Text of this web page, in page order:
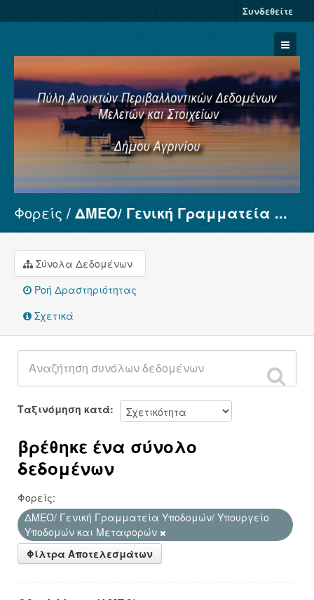
Συνδεθείτε
Σύνολα Δεδομένων
Φορείς
Ομάδες
Σχετικά
Φορείς ΔΜΕΟ/ Γενική Γραμματεία ...
Σύνολα Δεδομένων
Ροή Δραστηριότητας
Σχετικά
Ταξινόμηση κατά
βρέθηκε ένα σύνολο
δεδομένων
Φορείς:
ΔΜΕΟ/ Γενική Γραμματεία Υποδομών/ Υπουργείο
Υποδομών και Μεταφορών
Φίλτρα Αποτελεσμάτων